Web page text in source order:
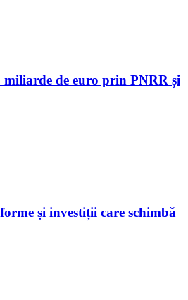
de euro prin PNRR și
și investiții care schimbă